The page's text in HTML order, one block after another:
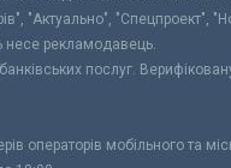
"Актуально", "Спецпроект",
несе рекламодавець.
послуг.
операторів мобільного та